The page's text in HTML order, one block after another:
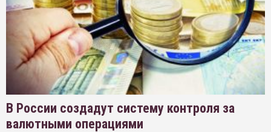
В России создадут систему контроля за
валютными операциями